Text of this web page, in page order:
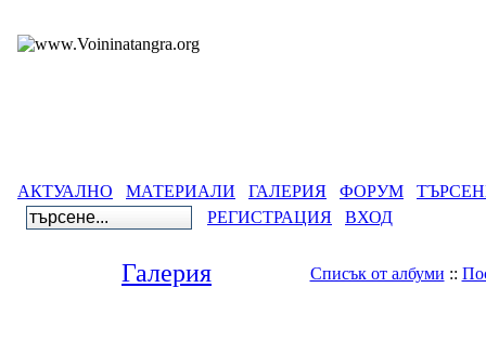
АКТУАЛНО МАТЕРИАЛИ ГАЛЕРИЯ ФОРУМ
РЕГИСТРАЦИЯ
ВХОД
Галерия Списък от албуми ::